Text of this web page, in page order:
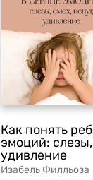
Как понять
эмоций:
удивление
Изабель Филльоза